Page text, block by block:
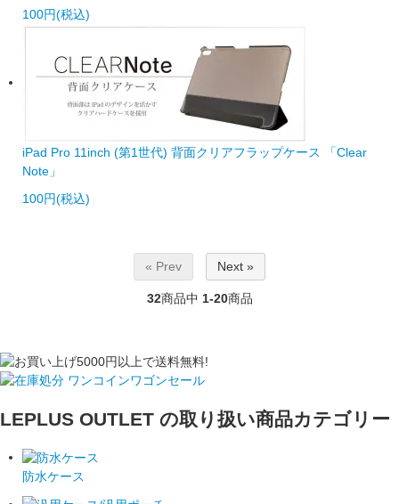
100円(税込)
iPad Pro 11inch (第1世代) 背面クリアフラップケース 「Clear
Note」
100円(税込)
« Prev Next »
32商品中 1-20商品
LEPLUS OUTLET の取り扱い商品カテゴリー
防水ケース